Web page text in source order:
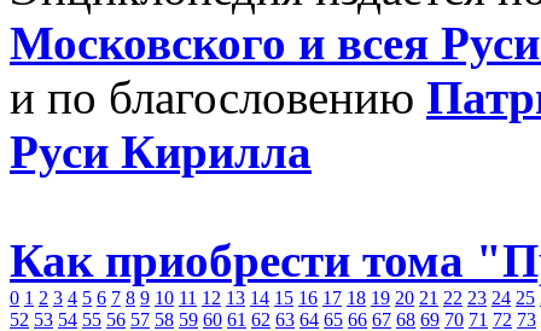
Московского и всея
и по благословению
Руси Кирилла
Как приобрести тома
0 1 2 3 4 5 6 7 8 9 10 11 12 13 14 15 16 17 18 19 20 21 22 23 24 25
52 53 54 55 56 57 58 59 60 61 62 63 64 65 66 67 68 69 70 71 72 73